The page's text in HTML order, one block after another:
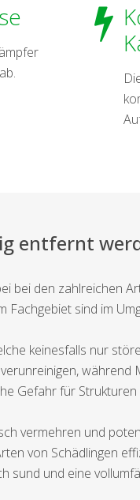
entfernt
bei den zahlreichen
sind im
keinesfalls nur
während
Gefahr für
vermehren und
von Schädlingen
sund und eine